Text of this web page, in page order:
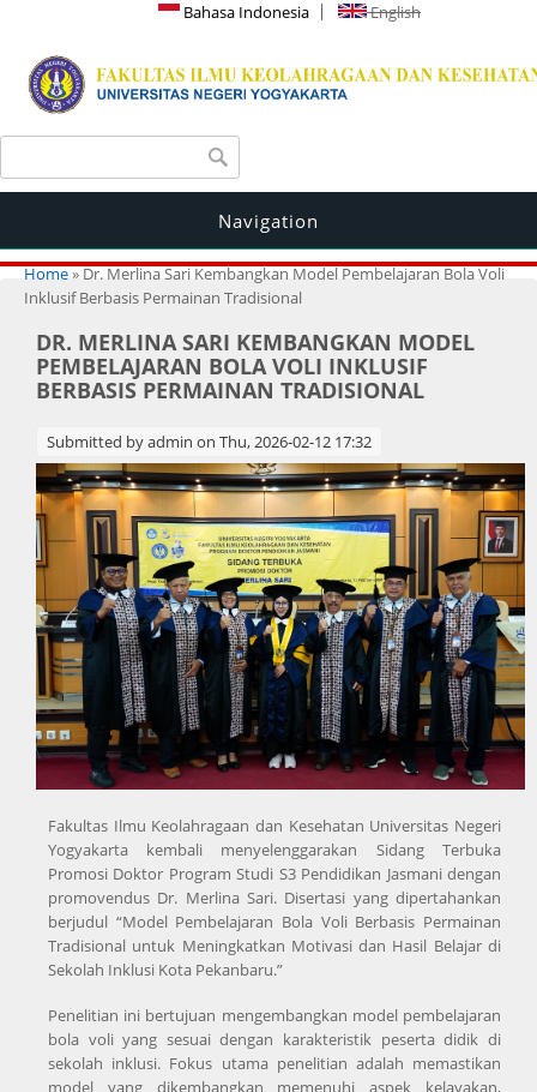
Bahasa Indonesia English
Search form
Navigation
You are here
Home» Dr. Merlina Sari Kembangkan Model Pembelajaran Bola Voli
Inklusif Berbasis Permainan Tradisional
DR. MERLINA SARI KEMBANGKAN MODEL
PEMBELAJARAN BOLA VOLI INKLUSIF
BERBASIS PERMAINAN TRADISIONAL
Submitted byadmin on Thu, 2026-02-12 17:32
Fakultas Ilmu Keolahragaan dan Kesehatan Universitas Negeri
Yogyakarta kembali menyelenggarakan Sidang Terbuka
Promosi Doktor Program Studi S3 Pendidikan Jasmani dengan
promovendus Dr. Merlina Sari. Disertasi yang dipertahankan
berjudul “Model Pembelajaran Bola Voli Berbasis Permainan
Tradisional untuk Meningkatkan Motivasi dan Hasil Belajar di
Sekolah Inklusi Kota Pekanbaru.”
Penelitian ini bertujuan mengembangkan model pembelajaran
bola voli yang sesuai dengan karakteristik peserta didik di
sekolah inklusi. Fokus utama penelitian adalah memastikan
model yang dikembangkan memenuhi aspek kelayakan,